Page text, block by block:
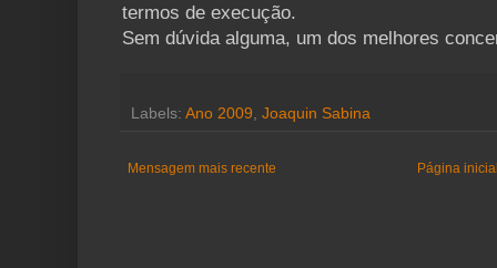
termos de execução.
Sem dúvida alguma, um dos melhores
Labels: Ano 2009, Joaquin Sabina
Mensagem mais recente Página